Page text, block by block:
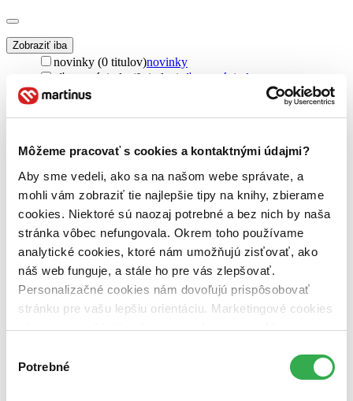
Môžeme pracovať s cookies a kontaktnými údajmi?
Aby sme vedeli, ako sa na našom webe správate, a
mohli vám zobraziť tie najlepšie tipy na knihy, zbierame
cookies. Niektoré sú naozaj potrebné a bez nich by naša
stránka vôbec nefungovala. Okrem toho používame
analytické cookies, ktoré nám umožňujú zisťovať, ako
náš web funguje, a stále ho pre vás zlepšovať.
Personalizačné cookies nám dovoľujú prispôsobovať
stránku pre vašu lepšiu orientáciu. Marketingové cookies
nám zas umožňujú zobrazenie relevantnej reklamy.
nám pomohlo, keby sme mohli používať všetky tieto
súhlasu
Potrebné
Zobraziť iba
novinky (0 titulov)novinky
zľavnené tituly (0 titulov) zľavnené tituly
Dostupnosť
na centrálnom sklade (0 titulov)na centrálnom sklade
pripravujeme (0 titulov)pripravujeme
dostupná (bez vypredaných) (0 titulov)
dostupná (bez
vypredaných)
Nové / čítané
nová (0 titulov)nová
čítaná (0 titulov)
čítaná
čítaná - výborný stav (0 titulov)čítaná - výborný stav
čítaná - mierne opotrebovaná (0 titulov)čítaná - mierne
opotrebovaná
čítané verzie vypredaných kníh (0 titulov)čítané verzie